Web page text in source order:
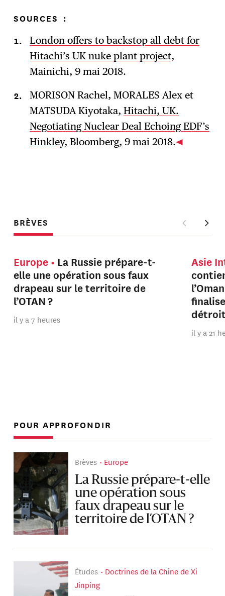
SOURCES :
London offers to backstop all debt for
Hitachi’s UK nuke plant project,
Mainichi, 9 mai 2018.
MORISON Rachel, MORALES Alex et
MATSUDA Kiyotaka, Hitachi, UK.
Negotiating Nuclear Deal Echoing EDF’s
Hinkley, Bloomberg, 9 mai 2018.
BRÈVES
Europe
La Russie prépare-t-
elle une opération sous faux
drapeau sur le territoire de
l’OTAN ?
il y a 7 heures
Asie
il y a 21
POUR APPROFONDIR
Brèves Europe
La Russie prépare-t-elle
une opération sous
faux drapeau sur le
territoire de l’OTAN ?
Études
Doctrines de la Chine de Xi
Jinping